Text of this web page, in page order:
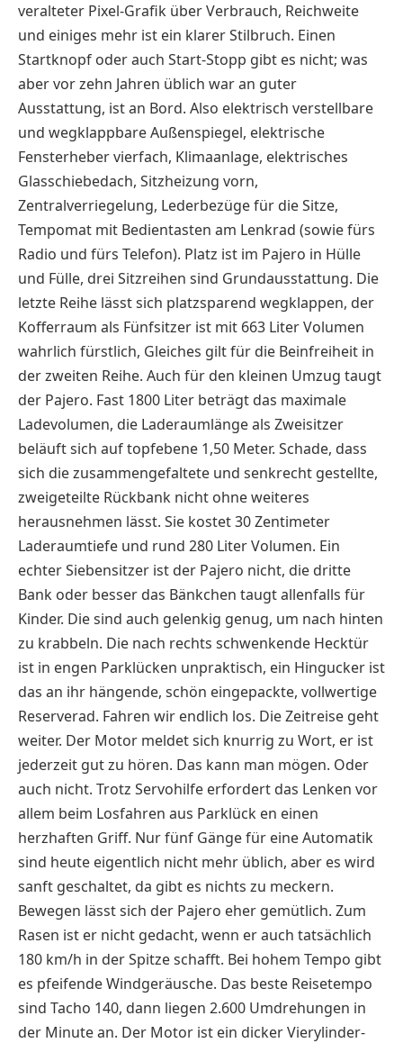
veralteter Pixel-Grafik über Verbrauch, Reichweite
und einiges mehr ist ein klarer Stilbruch. Einen
Startknopf oder auch Start-Stopp gibt es nicht; was
aber vor zehn Jahren üblich war an guter
Ausstattung, ist an Bord. Also elektrisch verstellbare
und wegklappbare Außenspiegel, elektrische
Fensterheber vierfach, Klimaanlage, elektrisches
Glasschiebedach, Sitzheizung vorn,
Zentralverriegelung, Lederbezüge für die Sitze,
Tempomat mit Bedientasten am Lenkrad (sowie fürs
Radio und fürs Telefon). Platz ist im Pajero in Hülle
und Fülle, drei Sitzreihen sind Grundausstattung. Die
letzte Reihe lässt sich platzsparend wegklappen, der
Kofferraum als Fünfsitzer ist mit 663 Liter Volumen
wahrlich fürstlich, Gleiches gilt für die Beinfreiheit in
der zweiten Reihe. Auch für den kleinen Umzug taugt
der Pajero. Fast 1800 Liter beträgt das maximale
Ladevolumen, die Laderaumlänge als Zweisitzer
beläuft sich auf topfebene 1,50 Meter. Schade, dass
sich die zusammengefaltete und senkrecht gestellte,
zweigeteilte Rückbank nicht ohne weiteres
herausnehmen lässt. Sie kostet 30 Zentimeter
Laderaumtiefe und rund 280 Liter Volumen. Ein
echter Siebensitzer ist der Pajero nicht, die dritte
Bank oder besser das Bänkchen taugt allenfalls für
Kinder. Die sind auch gelenkig genug, um nach hinten
zu krabbeln. Die nach rechts schwenkende Hecktür
ist in engen Parklücken unpraktisch, ein Hingucker ist
das an ihr hängende, schön eingepackte, vollwertige
Reserverad. Fahren wir endlich los. Die Zeitreise geht
weiter. Der Motor meldet sich knurrig zu Wort, er ist
jederzeit gut zu hören. Das kann man mögen. Oder
auch nicht. Trotz Servohilfe erfordert das Lenken vor
allem beim Losfahren aus Parklück en einen
herzhaften Griff. Nur fünf Gänge für eine Automatik
sind heute eigentlich nicht mehr üblich, aber es wird
sanft geschaltet, da gibt es nichts zu meckern.
Bewegen lässt sich der Pajero eher gemütlich. Zum
Rasen ist er nicht gedacht, wenn er auch tatsächlich
180 km/h in der Spitze schafft. Bei hohem Tempo gibt
es pfeifende Windgeräusche. Das beste Reisetempo
sind Tacho 140, dann liegen 2.600 Umdrehungen in
der Minute an. Der Motor ist ein dicker Vierylinder-